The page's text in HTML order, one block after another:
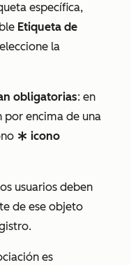
específica,
Etiqueta de
la
obligatorias: en
por encima de una
requiredPropertyIcon icono
usuarios deben
de ese objeto
es